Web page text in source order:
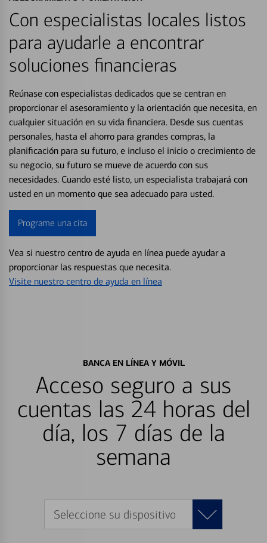
Con especialistas locales listos
para ayudarle a encontrar
soluciones financieras
Reúnase con especialistas dedicados que se centran en
proporcionar el asesoramiento y la orientación que necesita, en
cualquier situación en su vida financiera. Desde sus cuentas
personales, hasta el ahorro para grandes compras, la
planificación para su futuro, e incluso el inicio o crecimiento de
su negocio, su futuro se mueve de acuerdo con sus
necesidades. Cuando esté listo, un especialista trabajará con
usted en un momento que sea adecuado para usted.
Programe una cita
Vea si nuestro centro de ayuda en línea puede ayudar a
proporcionar las respuestas que necesita.
Visite nuestro centro de ayuda en línea
BANCA EN LÍNEA Y MÓVIL
Acceso seguro a sus
cuentas las 24 horas del
día, los 7 días de la
semana
Seleccione su dispositivo